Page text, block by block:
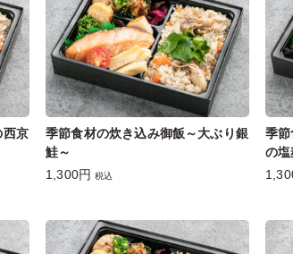
西京
季節食材の炊き込み御飯～大ぶり銀
鮭～
1,300円 税込
季
の塩